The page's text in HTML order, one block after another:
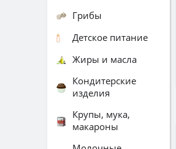
Грибы
Детское питание
Жиры и масла
Кондитерские
изделия
Крупы, мука,
макароны